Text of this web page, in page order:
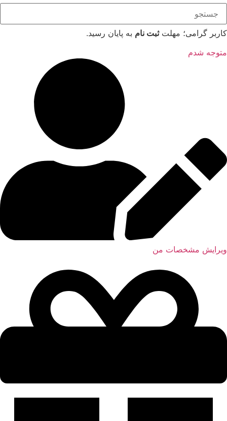
کاربر گرامی؛ مهلتثبت نام به پایان رسید.
متوجه شدم
ویرایش مشخصات من